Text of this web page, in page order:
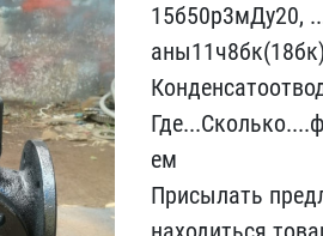
15б50р3мДу20,
ем
Присылать